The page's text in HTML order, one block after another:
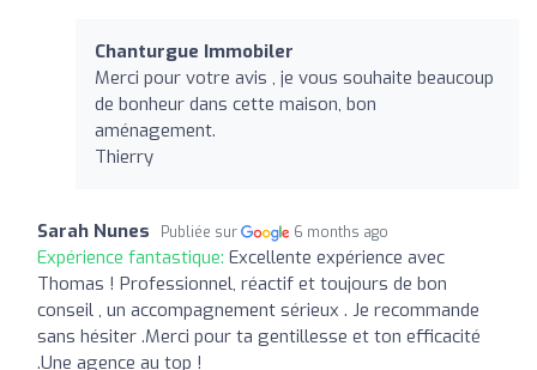
Chanturgue Immobiler
Merci pour votre avis , je vous souhaite beaucoup
de bonheur dans cette maison, bon
aménagement.
Thierry
Sarah Nunes Publiée sur 6 months ago
Expérience fantastique: Excellente expérience avec
Thomas ! Professionnel, réactif et toujours de bon
conseil , un accompagnement sérieux . Je recommande
sans hésiter .Merci pour ta gentillesse et ton efficacité
.Une agence au top !